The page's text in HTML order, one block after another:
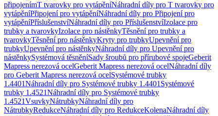
připojenímT tvarovky pro vytápěníNáhradní díly pro T tvarovky pro
vytápěníPřipojení pro vytápěníNáhradní díly pro Připojení pro
vytápěníPříslušenstvíNáhradní díly pro PříslušenstvíIzolace pro
trubky a tvarovkyIzolace pro nástěnkyTěsnění pro trubky a
tvarovkyTěsnění pro nástěnkyKryty pro trubkyUpevnění pro
trubkyUpevnění pro nástěnkyNáhradní díly pro Upevnění pro
nástěnkySystémová těsněníSady šroubů pro přírubové spojeGeberit
Mapress nerezová ocelGeberit Mapress nerezová ocelNáhradní díly
pro Geberit Mapress nerezová ocelSystémové trubky
1.4401Náhradní díly pro Systémové trubky 1.4401 Systémové
trubky 1.4521Náhradní díly pro Systémové trubky
1.4521VsuvkyNátrubkyNáhradní díly pro
NátrubkyRedukceNáhradní díly pro RedukceKolenaNáhradní díly